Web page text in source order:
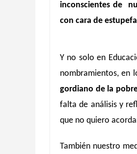
inconscientes de
con cara de
Y no solo en
nombramientos, en
gordiano de la
falta de análisis y
que no quiero
También nuestro